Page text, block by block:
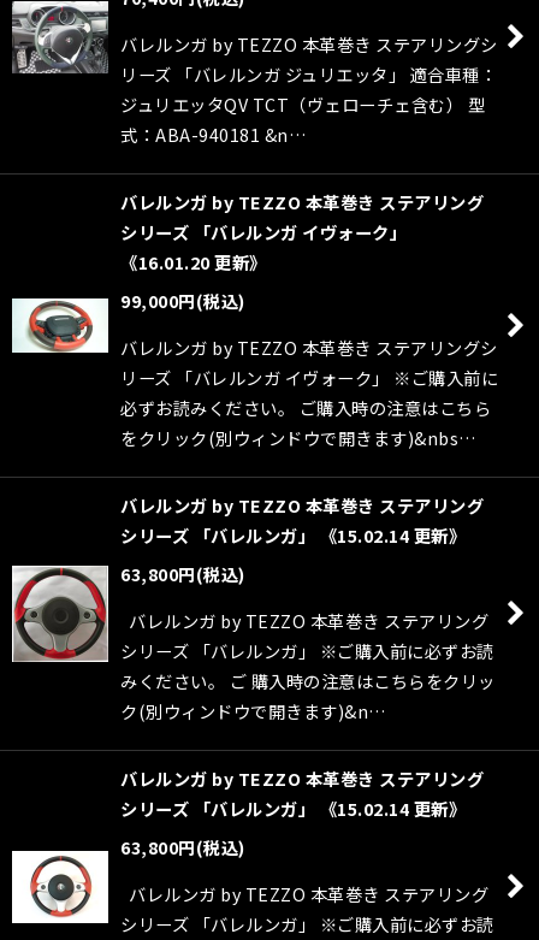
バレルンガ by TEZZO 本革巻き ステアリングシ
リーズ 「バレルンガ ジュリエッタ」 適合車種：
ジュリエッタQV TCT（ヴェローチェ含む） 型
式：ABA-940181 &n…
バレルンガ by TEZZO 本革巻き ステアリング
シリーズ 「バレルンガ イヴォーク」
《16.01.20 更新》
99,000円(税込)
バレルンガ by TEZZO 本革巻き ステアリングシ
リーズ 「バレルンガ イヴォーク」 ※ご購入前に
必ずお読みください。 ご購入時の注意はこちら
をクリック(別ウィンドウで開きます)&nbs…
バレルンガ by TEZZO 本革巻き ステアリング
シリーズ 「バレルンガ」 《15.02.14 更新》
63,800円(税込)
バレルンガ by TEZZO 本革巻き ステアリング
シリーズ 「バレルンガ」 ※ご購入前に必ずお読
みください。 ご 購入時の注意はこちらをクリッ
ク(別ウィンドウで開きます)&n…
バレルンガ by TEZZO 本革巻き ステアリング
シリーズ 「バレルンガ」 《15.02.14 更新》
63,800円(税込)
バレルンガ by TEZZO 本革巻き ステアリング
シリーズ 「バレルンガ」 ※ご購入前に必ずお読